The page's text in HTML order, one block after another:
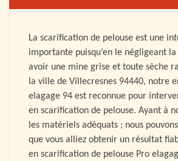
La scarification de pelouse est une
importante puisqu’en le négligeant
avoir une mine grise et toute sèche
la ville de Villecresnes 94440, notre
elagage 94 est reconnue pour
en scarification de pelouse. Ayant à
les matériels adéquats ; nous
que vous alliez obtenir un résultat
en scarification de pelouse Pro